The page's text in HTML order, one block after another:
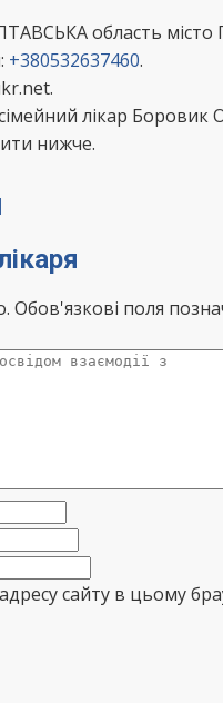
область місто
+380532637460.
лікар Боровик
нижче.
Обов'язкові поля
сайту в цьому